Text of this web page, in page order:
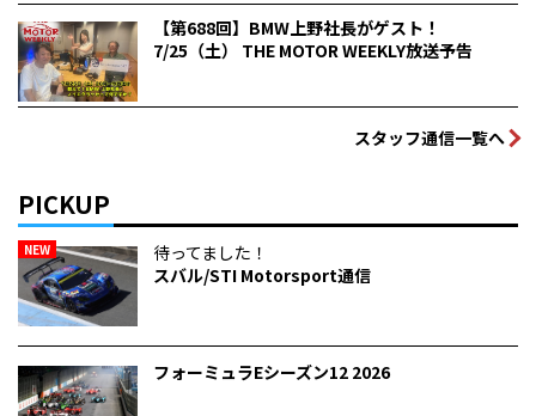
【第688回】BMW上野社長がゲスト！
7/25（土） THE MOTOR WEEKLY放送予告
スタッフ通信一覧へ
PICKUP
NEW
待ってました！
スバル/STI Motorsport通信
フォーミュラEシーズン12 2026